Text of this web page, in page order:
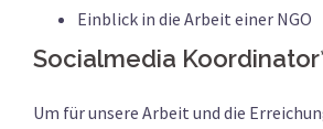
Einblick in die Arbeit einer NGO
Socialmedia
Um für unsere Arbeit und die